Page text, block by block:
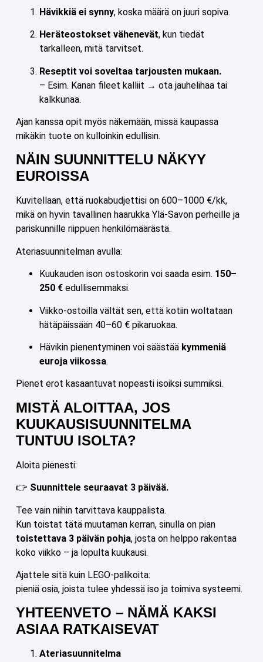
Hävikkiä ei synny, koska määrä on juuri sopiva.
Heräteostokset vähenevät, kun tiedät
tarkalleen, mitä tarvitset.
Reseptit voi soveltaa tarjousten mukaan.
– Esim. Kanan fileet kalliit → ota jauhelihaa tai
kalkkunaa.
Ajan kanssa opit myös näkemään, missä kaupassa
mikäkin tuote on kulloinkin edullisin.
NÄIN SUUNNITTELU NÄKYY
EUROISSA
Kuvitellaan, että ruokabudjettisi on 600–1000 €/kk,
mikä on hyvin tavallinen haarukka Ylä-Savon perheille ja
pariskunnille riippuen henkilömäärästä.
Ateriasuunnitelman avulla:
Kuukauden ison ostoskorin voi saada esim. 150–
250 €edullisemmaksi.
Viikko-ostoilla vältät sen, että kotiin woltataan
hätäpäissään 40–60 € pikaruokaa.
Hävikin pienentyminen voi säästää kymmeniä
euroja viikossa.
Pienet erot kasaantuvat nopeasti isoiksi summiksi.
MISTÄ ALOITTAA, JOS
KUUKAUSISUUNNITELMA
TUNTUU ISOLTA?
Aloita pienesti:
👉 Suunnittele seuraavat 3 päivää.
Tee vain niihin tarvittava kauppalista.
Kun toistat tätä muutaman kerran, sinulla on pian
toistettava 3 päivän pohja, josta on helppo rakentaa
koko viikko – ja lopulta kuukausi.
Ajattele sitä kuin LEGO-palikoita:
pieniä osia, joista tulee yhdessä iso ja toimiva systeemi.
YHTEENVETO – NÄMÄ KAKSI
ASIAA RATKAISEVAT
Ateriasuunnitelma